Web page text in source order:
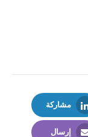
مشاركة
LinkedIn
إرسال